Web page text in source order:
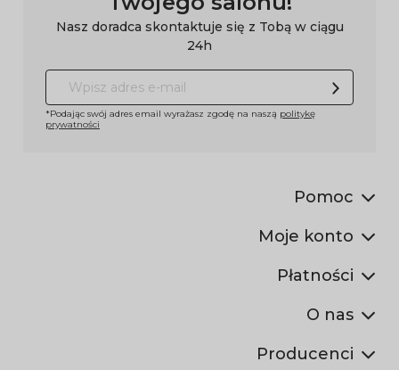
Nasz doradca skontaktuje się z Tobą w ciągu
24h
*Podając swój adres email wyrażasz zgodę na naszą politykę
prywatności
Pomoc
Moje konto
Płatności
O nas
Producenci